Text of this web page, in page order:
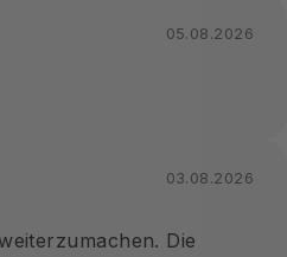
05.08.2026
03.08.2026
Die